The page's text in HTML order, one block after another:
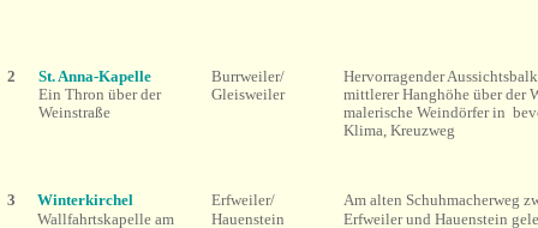
2
St. Anna-Kapelle
Ein Thron über der
Weinstraße
Burrweiler/
Gleisweiler
Hervorragender
mittlerer Hanghöhe über der
malerische Weindörfer in
Klima, Kreuzweg
3
Winterkirchel
Wallfahrtskapelle am
Erfweiler/
Hauenstein
Am alten Schuhmacherweg
Erfweiler und Hauenstein